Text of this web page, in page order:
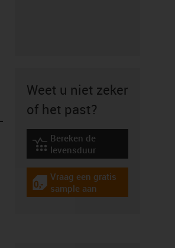
Weet u niet zeker
of het past?
igus-icon-lebensdauerrechner
Bereken de
levensduur
igus-icon-gratismuster
Vraag een gratis
sample aan